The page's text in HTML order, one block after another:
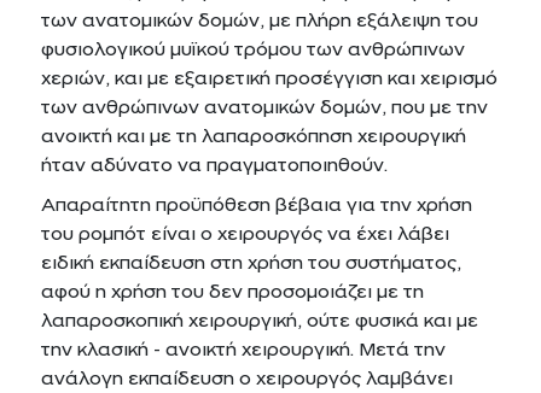
των ανατομικών δομών, με πλήρη εξάλειψη του
φυσιολογικού μυϊκού τρόμου των ανθρώπινων
χεριών, και με εξαιρετική προσέγγιση και χειρισμό
των ανθρώπινων ανατομικών δομών, που με την
ανοικτή και με τη λαπαροσκόπηση χειρουργική
ήταν αδύνατο να πραγματοποιηθούν.
Απαραίτητη προϋπόθεση βέβαια για την χρήση
του ρομπότ είναι ο χειρουργός να έχει λάβει
ειδική εκπαίδευση στη χρήση του συστήματος,
αφού η χρήση του δεν προσομοιάζει με τη
λαπαροσκοπική χειρουργική, ούτε φυσικά και με
την κλασική - ανοικτή χειρουργική. Μετά την
ανάλογη εκπαίδευση ο χειρουργός λαμβάνει